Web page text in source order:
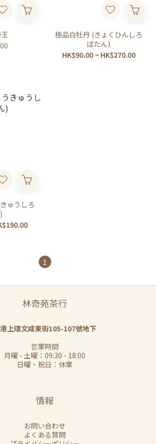
極品白牡丹 (きょくひんしろ
ぼたん)
HK$90.00 ~ HK$270.00
ゅうしろ
1
林奇苑茶行
上環文咸東街105-107號地下
営業時間
月曜 - 土曜：09:30 - 18:00
日曜、祝日：休業
情報
お問い合わせ
よくある質問